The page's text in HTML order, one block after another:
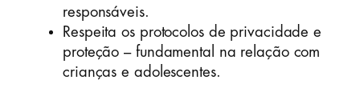
responsáveis.
Respeita os protocolos de privacidade e
proteção – fundamental na relação com
crianças e adolescentes.